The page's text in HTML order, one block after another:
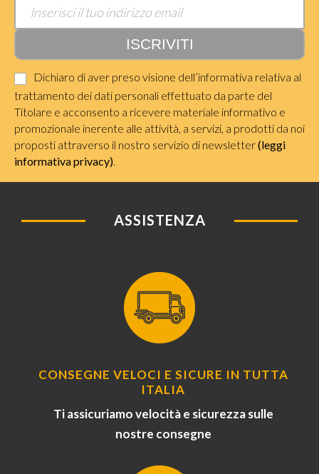
Dichiaro di aver preso visione dell’informativa relativa al
trattamento dei dati personali effettuato da parte del
Titolare e acconsento a ricevere materiale informativo e
promozionale inerente alle attività, a servizi, a prodotti da noi
proposti attraverso il nostro servizio di newsletter(leggi
informativa privacy).
ASSISTENZA
CONSEGNE VELOCI E SICURE IN TUTTA
ITALIA
Ti assicuriamo velocità e sicurezza sulle
nostre consegne